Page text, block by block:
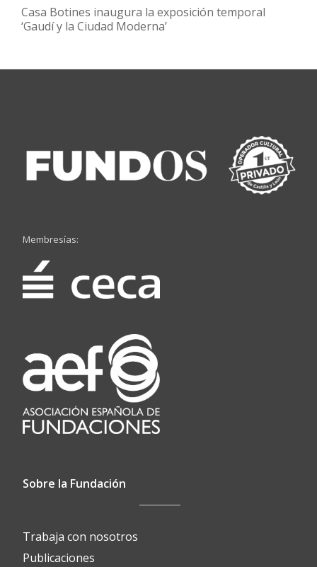
Casa Botines inaugura la exposición temporal
‘Gaudí y la Ciudad Moderna’
Membresías:
Sobre la Fundación
Trabaja con nosotros
Publicaciones